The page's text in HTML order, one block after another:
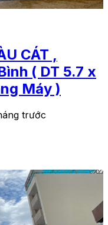
CÁT ,
( DT 5.7 x
Máy )
trước